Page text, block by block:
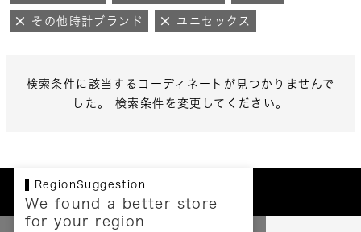
その他時計ブランド ユニセックス
検索条件に該当するコーディネートが見つかりませんで
した。 検索条件を変更してください。
RegionSuggestion
We found a better store
for your region